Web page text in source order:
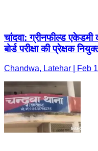
चांदवा: ग्रीनफील्ड एकेडमी
बोर्ड परीक्षा की प्रेक्षक
Chandwa, Latehar | Feb